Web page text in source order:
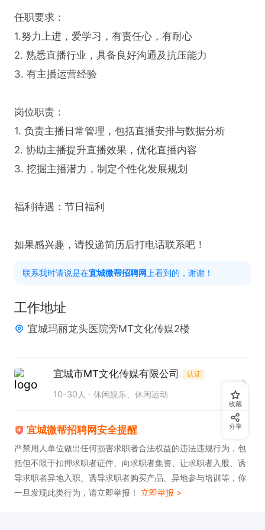
任职要求：
1.努力上进，爱学习，有责任心，有耐心
2. 熟悉直播行业，具备良好沟通及抗压能力
3. 有主播运营经验
岗位职责：
1. 负责主播日常管理，包括直播安排与数据分析
2. 协助主播提升直播效果，优化直播内容
3. 挖掘主播潜力，制定个性化发展规划
福利待遇：节日福利
如果感兴趣，请投递简历后打电话联系吧！
联系我时请说是在宜城微帮招聘网 上看到的，谢谢！
工作地址
宜城玛丽龙头医院旁MT文化传媒2楼
宜城市MT文化传媒有限公司 认证
10-30人 休闲娱乐、休闲运动
宜城微帮招聘网安全提醒
严禁用人单位做出任何损害求职者合法权益的违法违规行为，包
括但不限于扣押求职者证件、向求职者集资、让求职者入股、诱
导求职者异地入职、诱导求职者购买产品、异地参与培训等，你
一旦发现此类行为，请立即举报！ 立即举报 >
收藏
分享